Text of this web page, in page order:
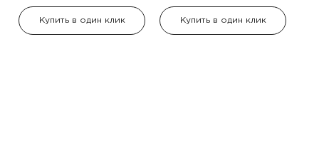
Купить в один клик Купить в один клик